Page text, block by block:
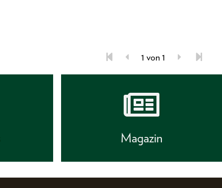
1 von 1
Magazin